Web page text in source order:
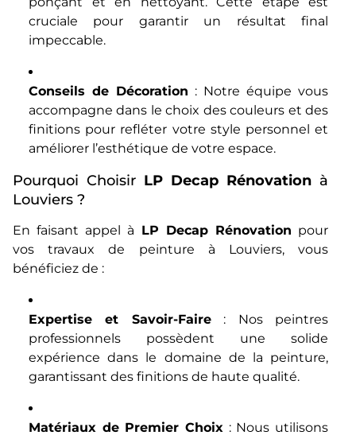
cruciale pour garantir un résultat final
impeccable.
Conseils de Décoration : Notre équipe vous
accompagne dans le choix des couleurs et des
finitions pour refléter votre style personnel et
améliorer l’esthétique de votre espace.
Pourquoi Choisir LP Decap Rénovation à
Louviers ?
En faisant appel à LP Decap Rénovation pour
vos travaux de peinture à Louviers, vous
bénéficiez de :
Expertise et Savoir-Faire: Nos peintres
professionnels possèdent une solide
expérience dans le domaine de la peinture,
garantissant des finitions de haute qualité.
Matériaux de Premier Choix : Nous utilisons